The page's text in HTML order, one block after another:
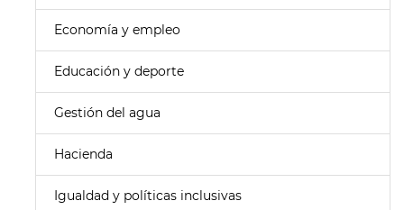
Economía y empleo
Educación y deporte
Gestión del agua
Hacienda
Igualdad y políticas inclusivas